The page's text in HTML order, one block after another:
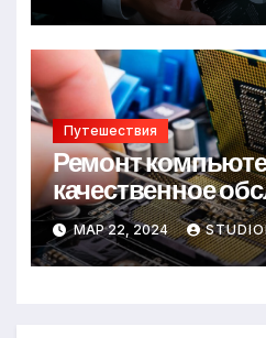
Путешествия
Ремонт
качественное
надежные
МАР 22, 2024